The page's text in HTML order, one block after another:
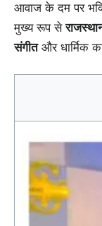
आवाज के दम पर
मुख्य रूप से
संगीतऔर धार्मिक